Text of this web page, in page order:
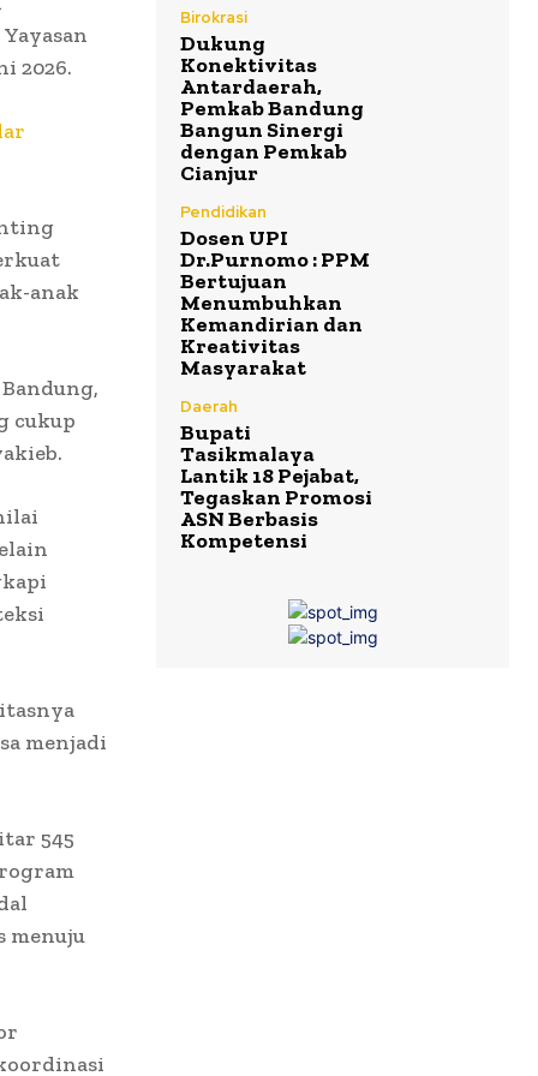
2026.
anak
cukup
menjadi
545
menuju
Birokrasi
Dukung
Konektivitas
Antardaerah,
Pemkab Bandung
Bangun Sinergi
dengan Pemkab
Cianjur
Pendidikan
Dosen UPI
Dr.Purnomo : PPM
Bertujuan
Menumbuhkan
Kemandirian dan
Kreativitas
Masyarakat
Daerah
Bupati
Tasikmalaya
Lantik 18 Pejabat,
Tegaskan Promosi
ASN Berbasis
Kompetensi